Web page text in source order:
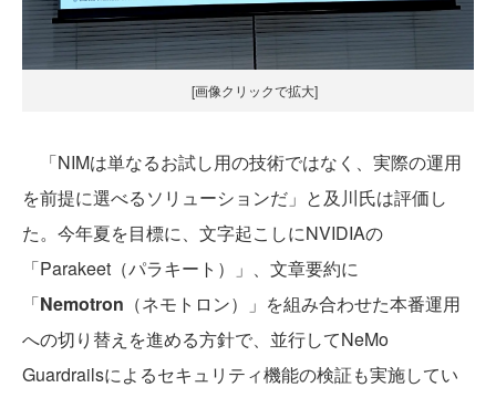
[画像クリックで拡大]
「NIMは単なるお試し用の技術ではなく、実際の運用
を前提に選べるソリューションだ」と及川氏は評価し
た。今年夏を目標に、文字起こしにNVIDIAの
「Parakeet（パラキート）」、文章要約に
「Nemotron （ネモトロン）」を組み合わせた本番運用
への切り替えを進める方針で、並行してNeMo
Guardrailsによるセキュリティ機能の検証も実施してい